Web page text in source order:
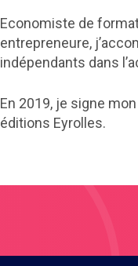
Economiste de
entrepreneure,
indépendants dans
En 2019, je signe
éditions Eyrolles.